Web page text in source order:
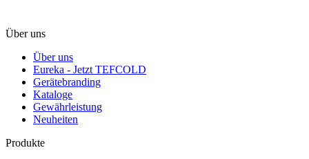
Über uns
Über uns
Eureka - Jetzt TEFCOLD
Gerätebranding
Kataloge
Gewährleistung
Neuheiten
Produkte